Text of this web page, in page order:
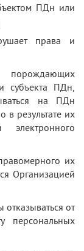
ПДн или
права и
субъекта ПДн,
на ПДн
в результате их
электронного
их
Организацией
от
персональных